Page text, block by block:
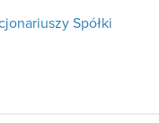
Spółki